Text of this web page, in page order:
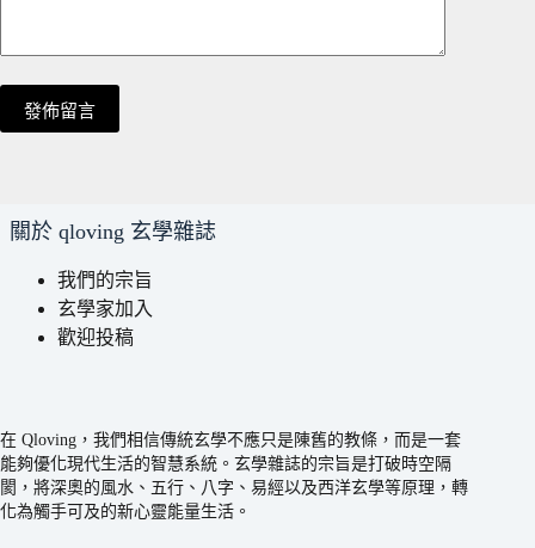
發佈留言
關於 qloving 玄學雜誌
我們的宗旨
玄學家加入
歡迎投稿
在 Qloving，我們相信傳統玄學不應只是陳舊的教條，而是一套
能夠優化現代生活的智慧系統。玄學雜誌的宗旨是打破時空隔
閡，將深奧的風水、五行、八字、易經以及西洋玄學等原理，轉
化為觸手可及的新心靈能量生活。